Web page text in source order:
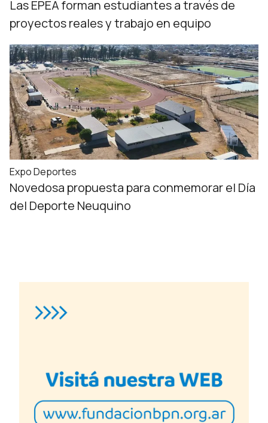
Las EPEA forman estudiantes a través de
proyectos reales y trabajo en equipo
Expo Deportes
Novedosa propuesta para conmemorar el Día
del Deporte Neuquino